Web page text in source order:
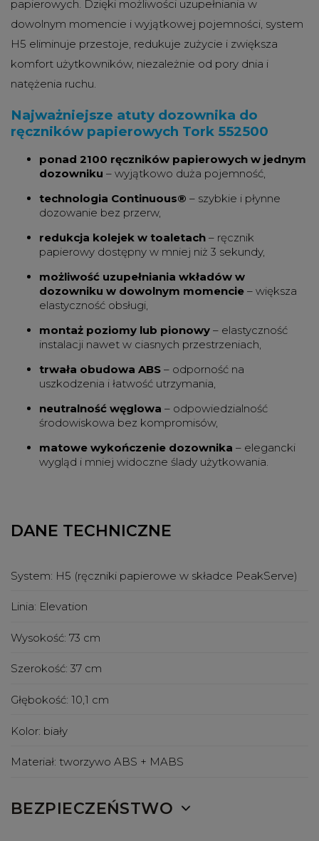
papierowych. Dzięki możliwości uzupełniania w
dowolnym momencie i wyjątkowej pojemności, system
H5 eliminuje przestoje, redukuje zużycie i zwiększa
komfort użytkowników, niezależnie od pory dnia i
natężenia ruchu.
Najważniejsze atuty dozownika do
ręczników papierowych Tork 552500
ponad 2100 ręczników papierowych w jednym
dozowniku – wyjątkowo duża pojemność,
technologia Continuous® – szybkie i płynne
dozowanie bez przerw,
redukcja kolejek w toaletach – ręcznik
papierowy dostępny w mniej niż 3 sekundy,
możliwość uzupełniania wkładów w
dozowniku w dowolnym momencie – większa
elastyczność obsługi,
montaż poziomy lub pionowy – elastyczność
instalacji nawet w ciasnych przestrzeniach,
trwała obudowa ABS – odporność na
uszkodzenia i łatwość utrzymania,
neutralność węglowa – odpowiedzialność
środowiskowa bez kompromisów,
matowe wykończenie dozownika – elegancki
wygląd i mniej widoczne ślady użytkowania.
DANE TECHNICZNE
System: H5 (ręczniki papierowe w składce PeakServe)
Linia: Elevation
Wysokość: 73 cm
Szerokość: 37 cm
Głębokość: 10,1 cm
Kolor: biały
Materiał: tworzywo ABS + MABS
BEZPIECZEŃSTWO